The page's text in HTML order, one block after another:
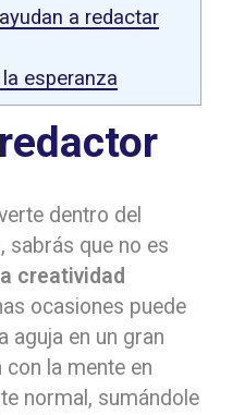
a redactar
esperanza
dentro del
sabrás que no es
creatividad
ocasiones puede
aguja en un gran
la mente en
normal, sumándole